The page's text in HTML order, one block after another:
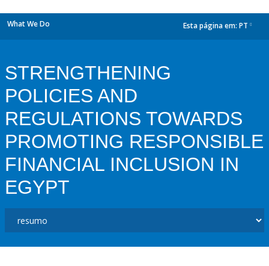
What We Do Esta página em: PT
STRENGTHENING
POLICIES AND
REGULATIONS TOWARDS
PROMOTING RESPONSIBLE
FINANCIAL INCLUSION IN
EGYPT